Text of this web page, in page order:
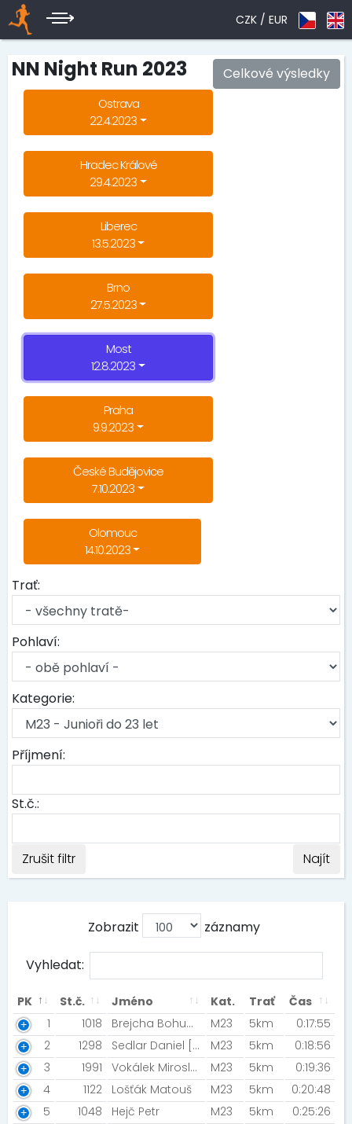
CZK / EUR
Celkové výsledky
NN Night Run 2023
Ostrava
22.4.2023
Hradec Králové
29.4.2023
Liberec
13.5.2023
Brno
27.5.2023
Most
12.8.2023
Praha
9.9.2023
České Budějovice
7.10.2023
Olomouc
14.10.2023
Trať:
Pohlaví:
Kategorie:
Příjmení:
St.č.:
Zrušit filtr Najít
Zobrazit záznamy
Vyhledat:
PK St.č. Jméno Kat. Trať
Čas
1
1018 Brejcha Bohumír [Most] M23 5km
0:17:55
2
1298 Sedlar Daniel [Krušnomann TT Litvínov] M23 5km
0:18:56
3
1991 Vokálek Miroslav [VK Slavoj Litoměřice] M23 5km
0:19:36
4
1122 Lošťák Matouš M23 5km
0:20:48
5
1048 Hejč Petr M23 5km
0:25:26